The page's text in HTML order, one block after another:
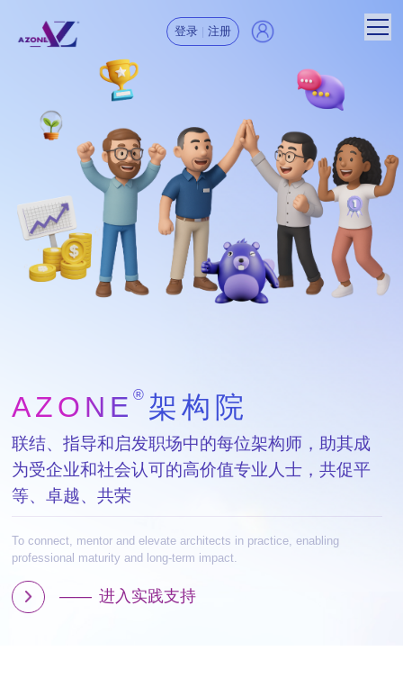
登录 | 注册
AZONE ® 架构院
联结、指导和启发职场中的每位架构师，助其成
为受企业和社会认可的高价值专业人士，共促平
等、卓越、共荣
To connect, mentor and elevate architects in practice, enabling
professional maturity and long-term impact.
—— 进入实践支持
AZONE ® 架构院
联结、指导和启发职场中的每位架构师，助其成
为受企业和社会认可的高价值专业人士，共促平
等、卓越、共荣
To connect, mentor and elevate architects in practice, enabling
professional maturity and long-term impact.
—— 进入实践支持
AZONE ® 架构院
联结、指导和启发职场中的每位架构师，助其成
为受企业和社会认可的高价值专业人士，共促平
等、卓越、共荣
To connect, mentor and elevate architects in practice, enabling
professional maturity and long-term impact.
—— 进入实践支持